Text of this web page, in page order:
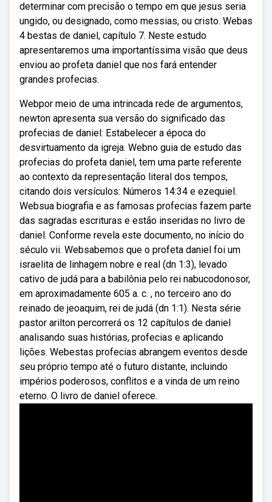
determinar com precisão o tempo em que jesus seria
ungido, ou designado, como messias, ou cristo. Webas
4 bestas de daniel, capítulo 7. Neste estudo
apresentaremos uma importantíssima visão que deus
enviou ao profeta daniel que nos fará entender
grandes profecias.
Webpor meio de uma intrincada rede de argumentos,
newton apresenta sua versão do significado das
profecias de daniel: Estabelecer a época do
desvirtuamento da igreja. Webno guia de estudo das
profecias do profeta daniel, tem uma parte referente
ao contexto da representação literal dos tempos,
citando dois versículos: Números 14:34 e ezequiel.
Websua biografia e as famosas profecias fazem parte
das sagradas escrituras e estão inseridas no livro de
daniel. Conforme revela este documento, no início do
século vii. Websabemos que o profeta daniel foi um
israelita de linhagem nobre e real (dn 1:3), levado
cativo de judá para a babilônia pelo rei nabucodonosor,
em aproximadamente 605 a. c. , no terceiro ano do
reinado de jeoaquim, rei de judá (dn 1:1). Nesta série
pastor arilton percorrerá os 12 capítulos de daniel
analisando suas histórias, profecias e aplicando
lições. Webestas profecias abrangem eventos desde
seu próprio tempo até o futuro distante, incluindo
impérios poderosos, conflitos e a vinda de um reino
eterno. O livro de daniel oferece.